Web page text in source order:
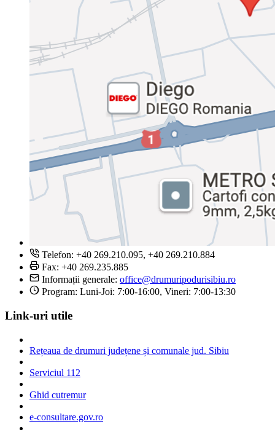
Telefon: +40 269.210.095, +40 269.210.884
Fax: +40 269.235.885
Informații generale: office@drumuripodurisibiu.ro
Program: Luni-Joi: 7:00-16:00, Vineri: 7:00-13:30
Link-uri utile
Rețeaua de drumuri județene și comunale jud. Sibiu
Serviciul 112
Ghid cutremur
e-consultare.gov.ro